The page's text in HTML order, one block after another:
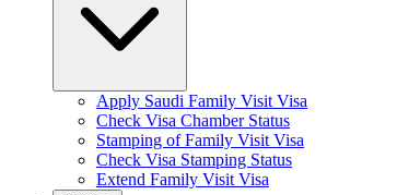
Apply Saudi Family Visit Visa
Check Visa Chamber Status
Stamping of Family Visit Visa
Check Visa Stamping Status
Extend Family Visit Visa